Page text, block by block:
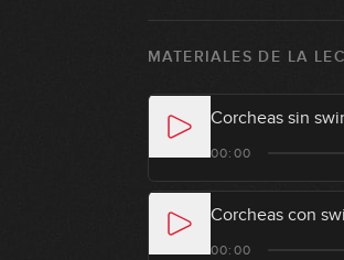
MATERIALES DE LA
Corcheas sin
00:00
Corcheas con
00:00